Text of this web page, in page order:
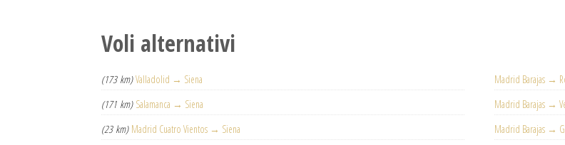
Voli alternativi
(173 km) Valladolid → Siena
(171 km) Salamanca → Siena
(23 km) Madrid Cuatro Vientos → Siena
Madrid Barajas →
Madrid Barajas →
Madrid Barajas →